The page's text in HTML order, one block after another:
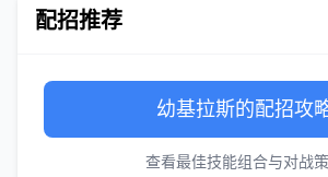
配招推荐
幼基拉斯的配招攻
查看最佳技能组合与对战